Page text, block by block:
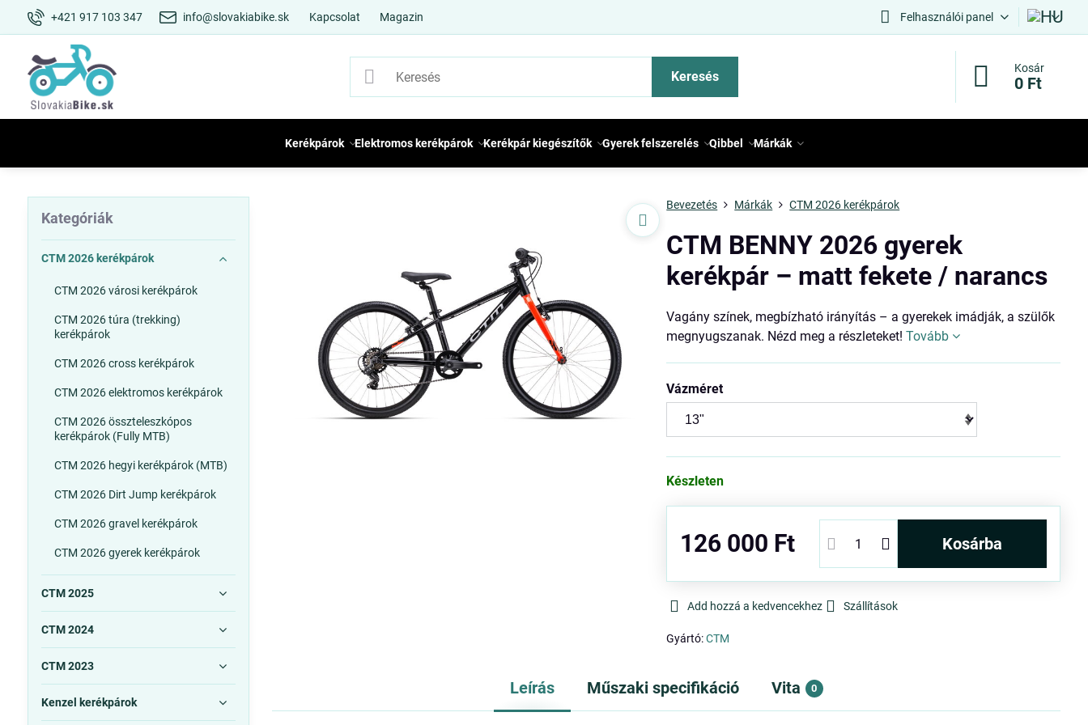
+421 917 103 347 info@slovakiabike.sk Kapcsolat Magazin Felhasználói panel
Keresés
Kosár
0 Ft
Kerékpárok Elektromos kerékpárok Kerékpár kiegészítők Gyerek felszerelés Qibbel Márkák
Bevezetés Márkák CTM 2026 kerékpárok
CTM BENNY 2026 gyerek
kerékpár – matt fekete / narancs
Vagány színek, megbízható irányítás – a gyerekek imádják, a szülők
megnyugszanak. Nézd meg a részleteket!Tovább
Vázméret
Készleten
126 000 Ft kosárba
Add hozzá a kedvencekhez Szállítások
Gyártó:CTM
Leírás Műszaki specifikáció Vita 0
Kategóriák
CTM 2026 kerékpárok
CTM 2026 városi kerékpárok
CTM 2026 túra (trekking)
kerékpárok
CTM 2026 cross kerékpárok
CTM 2026 elektromos kerékpárok
CTM 2026 összteleszkópos
kerékpárok (Fully MTB)
CTM 2026 hegyi kerékpárok (MTB)
CTM 2026 Dirt Jump kerékpárok
CTM 2026 gravel kerékpárok
CTM 2026 gyerek kerékpárok
CTM 2025
CTM 2024
CTM 2023
Kenzel kerékpárok